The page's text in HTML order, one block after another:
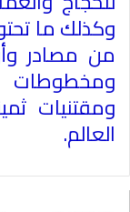
وكذلك ما
من مصادر
ومخطوطات
ومقتنيات
العالم.